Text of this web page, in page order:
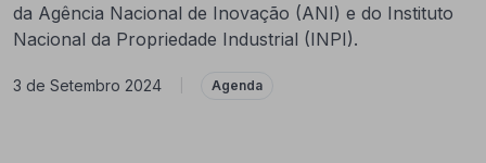
da Agência Nacional de Inovação (ANI) e do Instituto
Nacional da Propriedade Industrial (INPI).
3 de Setembro 2024 Agenda